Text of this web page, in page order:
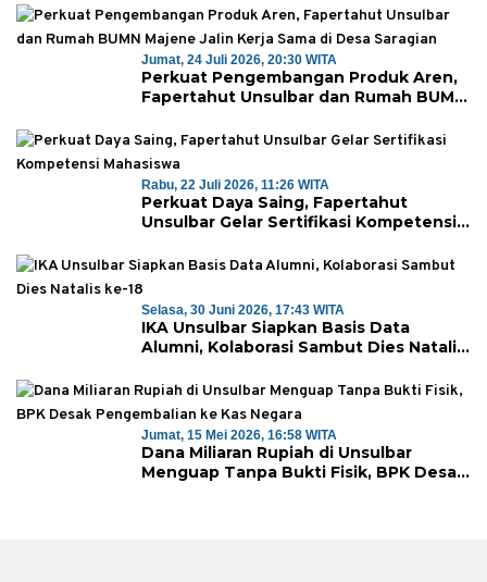
Jumat, 24 Juli 2026, 20:30 WITA
Perkuat Pengembangan Produk Aren,
Fapertahut Unsulbar dan Rumah BUMN
Saragian
Rabu, 22 Juli 2026, 11:26 WITA
Perkuat Daya Saing, Fapertahut
Unsulbar Gelar Sertifikasi Kompetensi
Selasa, 30 Juni 2026, 17:43 WITA
IKA Unsulbar Siapkan Basis Data
Alumni, Kolaborasi Sambut Dies Natalis
Jumat, 15 Mei 2026, 16:58 WITA
Dana Miliaran Rupiah di Unsulbar
Menguap Tanpa Bukti Fisik, BPK Desak